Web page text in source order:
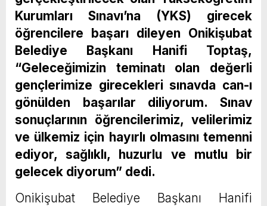
Kurumları Sınavı’na (YKS) girecek
öğrencilere başarı dileyen Onikişubat
Belediye Başkanı Hanifi Toptaş,
“Geleceğimizin teminatı olan değerli
gençlerimize girecekleri sınavda can-ı
gönülden başarılar diliyorum. Sınav
sonuçlarının öğrencilerimiz, velilerimiz
ve ülkemiz için hayırlı olmasını temenni
ediyor, sağlıklı, huzurlu ve mutlu bir
gelecek diyorum” dedi.
Onikişubat Belediye Başkanı Hanifi